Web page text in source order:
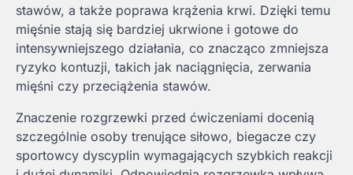
stawów, a także poprawa krążenia krwi. Dzięki temu
mięśnie stają się bardziej ukrwione i gotowe do
intensywniejszego działania, co znacząco zmniejsza
ryzyko kontuzji, takich jak naciągnięcia, zerwania
mięśni czy przeciążenia stawów.
Znaczenie rozgrzewki przed ćwiczeniami docenią
szczególnie osoby trenujące siłowo, biegacze czy
sportowcy dyscyplin wymagających szybkich reakcji